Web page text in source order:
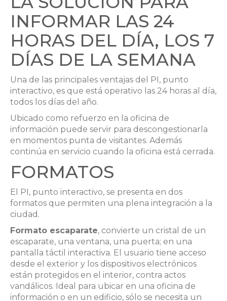
INFORMAR LAS 24
HORAS DEL DÍA, LOS 7
DÍAS DE LA SEMANA
Una de las principales ventajas del PI, punto
interactivo, es que está operativo las 24 horas al día,
todos los días del año.
Ubicado como refuerzo en la oficina de
información puede servir para descongestionarla
en momentos punta de visitantes. Además
continúa en servicio cuando la oficina está cerrada.
FORMATOS
El PI, punto interactivo, se presenta en dos
formatos que permiten una plena integración a la
ciudad.
Formato escaparate, convierte un cristal de un
escaparate, una ventana, una puerta; en una
pantalla táctil interactiva. El usuario tiene acceso
desde el exterior y los dispositivos electrónicos
están protegidos en el interior, contra actos
vandálicos. Ideal para ubicar en una oficina de
información o en un edificio, sólo se necesita un